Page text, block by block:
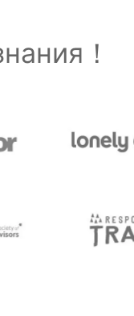
！